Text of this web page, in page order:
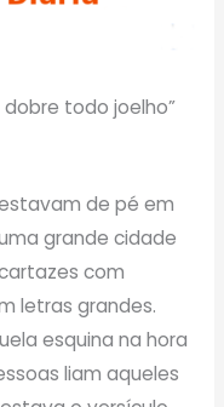
todo joelho”
de pé em
grande cidade
com
letras grandes.
esquina na hora
liam aqueles